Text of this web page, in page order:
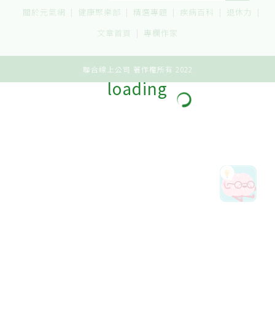
關於元氣網 健康聚樂部 精選專題 疾病百科
退休力
文章首頁
專欄作家
聯合線上公司 著作權所有 2022